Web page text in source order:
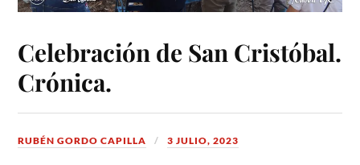
Celebración de San Cristóbal.
Crónica.
RUBÉN GORDO CAPILLA 3 JULIO, 2023